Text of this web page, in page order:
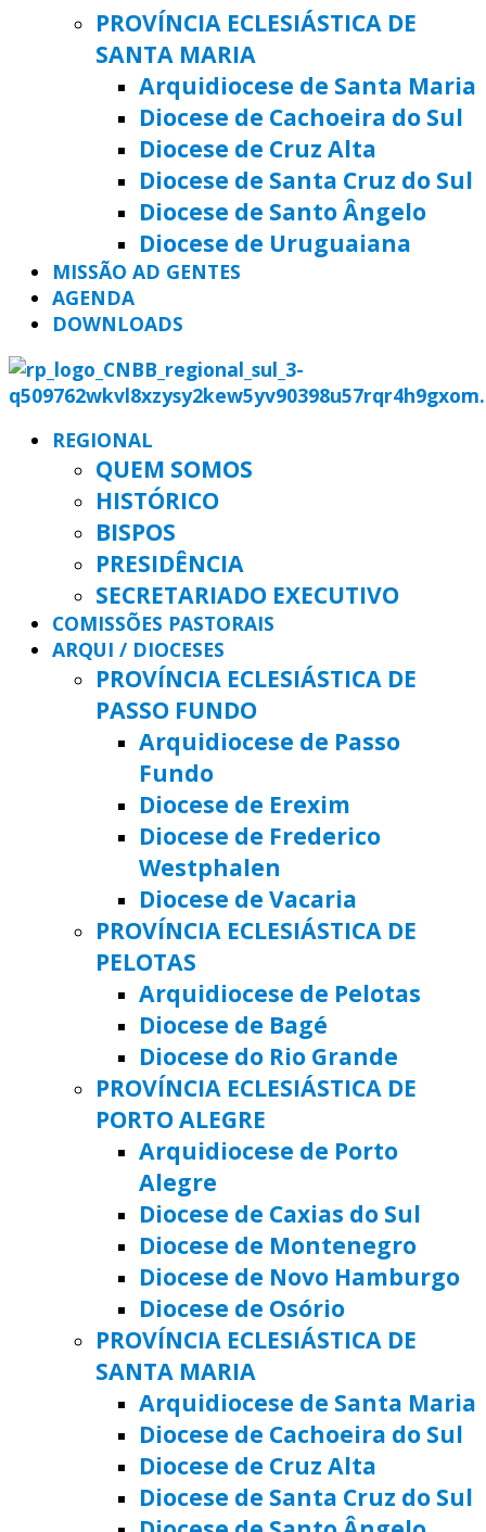
PROVÍNCIA ECLESIÁSTICA DE
SANTA MARIA
Arquidiocese de Santa Maria
Diocese de Cachoeira do Sul
Diocese de Cruz Alta
Diocese de Santa Cruz do Sul
Diocese de Santo Ângelo
Diocese de Uruguaiana
MISSÃO AD GENTES
AGENDA
DOWNLOADS
REGIONAL
QUEM SOMOS
HISTÓRICO
BISPOS
PRESIDÊNCIA
SECRETARIADO EXECUTIVO
COMISSÕES PASTORAIS
ARQUI / DIOCESES
PROVÍNCIA ECLESIÁSTICA DE
PASSO FUNDO
Arquidiocese de Passo
Fundo
Diocese de Erexim
Diocese de Frederico
Westphalen
Diocese de Vacaria
PROVÍNCIA ECLESIÁSTICA DE
PELOTAS
Arquidiocese de Pelotas
Diocese de Bagé
Diocese do Rio Grande
PROVÍNCIA ECLESIÁSTICA DE
PORTO ALEGRE
Arquidiocese de Porto
Alegre
Diocese de Caxias do Sul
Diocese de Montenegro
Diocese de Novo Hamburgo
Diocese de Osório
PROVÍNCIA ECLESIÁSTICA DE
SANTA MARIA
Arquidiocese de Santa Maria
Diocese de Cachoeira do Sul
Diocese de Cruz Alta
Diocese de Santa Cruz do Sul